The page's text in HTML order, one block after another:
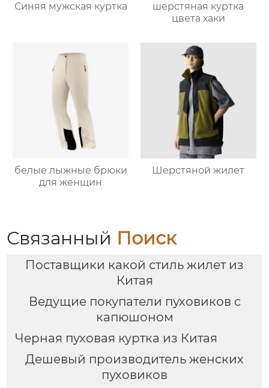
Синяя мужская куртка
шерстяная куртка
цвета хаки
белые лыжные брюки
для женщин
Шерстяной жилет
Связанный Поиск
Поставщики какой стиль жилет из
Китая
Ведущие покупатели пуховиков с
капюшоном
Черная пуховая куртка из Китая
Дешевый производитель женских
пуховиков